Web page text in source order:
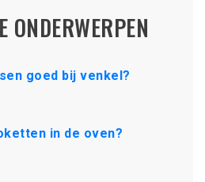
ONDERWERPEN
goed bij venkel?
in de oven?